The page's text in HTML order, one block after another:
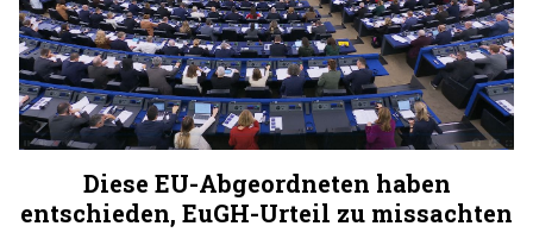
Diese EU-Abgeordneten haben
entschieden, EuGH-Urteil zu missachten